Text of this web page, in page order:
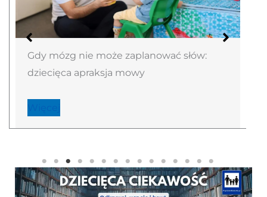
Gdy mózg nie może zaplanować słów:
dziecięca apraksja mowy